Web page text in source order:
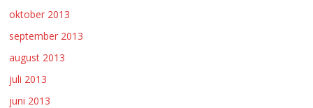
oktober 2013
september 2013
august 2013
juli 2013
juni 2013